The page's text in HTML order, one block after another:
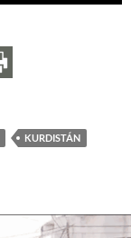
KURDISTÁN